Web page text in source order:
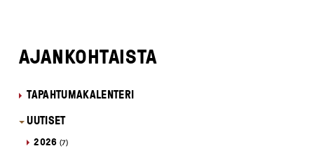
AJANKOHTAISTA
TAPAHTUMAKALENTERI
UUTISET
2026 (7)